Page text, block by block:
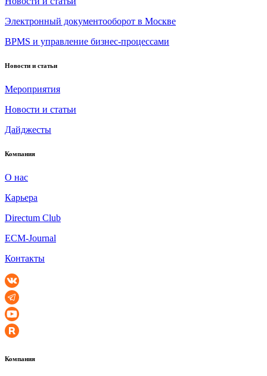
Электронный документооборот в Москве
BPMS и управление бизнес-процессами
Новости и статьи
Мероприятия
Новости и статьи
Дайджесты
Компания
О нас
Карьера
Directum Club
ECM-Journal
Контакты
Компания